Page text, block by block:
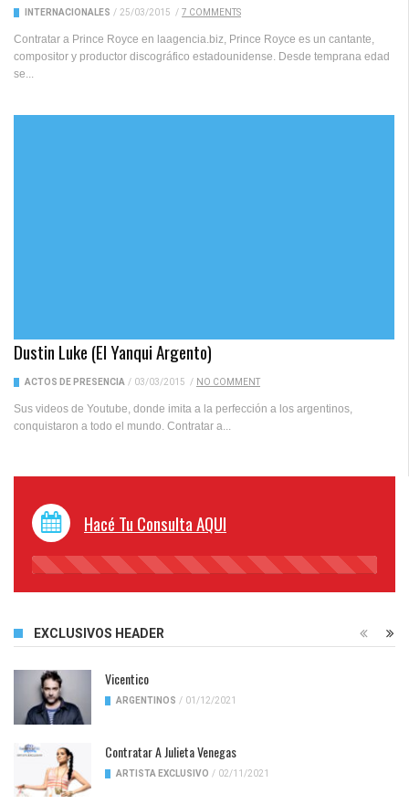
INTERNACIONALES / 25/03/2015 / 7 COMMENTS
Contratar a Prince Royce en laagencia.biz, Prince Royce es un cantante,
compositor y productor discográfico estadounidense. Desde temprana edad
se...
Dustin Luke (el Yanqui Argento)
ACTOS DE PRESENCIA / 03/03/2015 / NO COMMENT
Sus videos de Youtube, donde imita a la perfección a los argentinos,
conquistaron a todo el mundo. Contratar a...
Hacé Tu Consulta AQUI
45%
EXCLUSIVOS HEADER
Vicentico
ARGENTINOS / 01/12/2021
Contratar A Julieta Venegas
ARTISTA EXCLUSIVO / 02/11/2021